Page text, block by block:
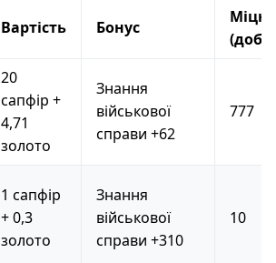
Вартість Бонус
(добу)
20
сапфір +
4,71
золото
Знання
військової
справи +62
777
1 сапфір
+ 0,3
золото
Знання
військової
справи +310
10